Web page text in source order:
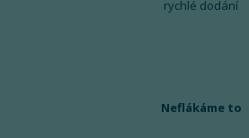
rychlé dodání
Neflákáme to